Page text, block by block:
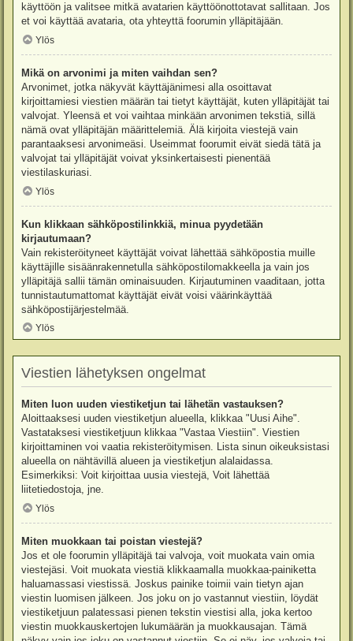
käyttöön ja valitsee mitkä avatarien käyttöönottotavat sallitaan. Jos
et voi käyttää avataria, ota yhteyttä foorumin ylläpitäjään.
Ylös
Mikä on arvonimi ja miten vaihdan sen?
Arvonimet, jotka näkyvät käyttäjänimesi alla osoittavat
kirjoittamiesi viestien määrän tai tietyt käyttäjät, kuten ylläpitäjät tai
valvojat. Yleensä et voi vaihtaa minkään arvonimen tekstiä, sillä
nämä ovat ylläpitäjän määrittelemiä. Älä kirjoita viestejä vain
parantaaksesi arvonimeäsi. Useimmat foorumit eivät siedä tätä ja
valvojat tai ylläpitäjät voivat yksinkertaisesti pienentää
viestilaskuriasi.
Ylös
Kun klikkaan sähköpostilinkkiä, minua pyydetään
kirjautumaan?
Vain rekisteröityneet käyttäjät voivat lähettää sähköpostia muille
käyttäjille sisäänrakennetulla sähköpostilomakkeella ja vain jos
ylläpitäjä sallii tämän ominaisuuden. Kirjautuminen vaaditaan, jotta
tunnistautumattomat käyttäjät eivät voisi väärinkäyttää
sähköpostijärjestelmää.
Ylös
Viestien lähetyksen ongelmat
Miten luon uuden viestiketjun tai lähetän vastauksen?
Aloittaaksesi uuden viestiketjun alueella, klikkaa "Uusi Aihe".
Vastataksesi viestiketjuun klikkaa "Vastaa Viestiin". Viestien
kirjoittaminen voi vaatia rekisteröitymisen. Lista sinun oikeuksistasi
alueella on nähtävillä alueen ja viestiketjun alalaidassa.
Esimerkiksi: Voit kirjoittaa uusia viestejä, Voit lähettää
liitetiedostoja, jne.
Ylös
Miten muokkaan tai poistan viestejä?
Jos et ole foorumin ylläpitäjä tai valvoja, voit muokata vain omia
viestejäsi. Voit muokata viestiä klikkaamalla muokkaa-painiketta
haluamassasi viestissä. Joskus painike toimii vain tietyn ajan
viestin luomisen jälkeen. Jos joku on jo vastannut viestiin, löydät
viestiketjuun palatessasi pienen tekstin viestisi alla, joka kertoo
viestin muokkauskertojen lukumäärän ja muokkausajan. Tämä